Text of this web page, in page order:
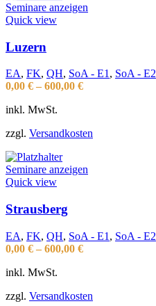
Seminare anzeigen
Quick view
Luzern
EA, FK, QH, SoA - E1 , SoA - E2
0,00 € – 600,00 €
inkl. MwSt.
zzgl. Versandkosten
Seminare anzeigen
Quick view
Strausberg
EA, FK, QH, SoA - E1 , SoA - E2
0,00 € – 600,00 €
inkl. MwSt.
zzgl. Versandkosten